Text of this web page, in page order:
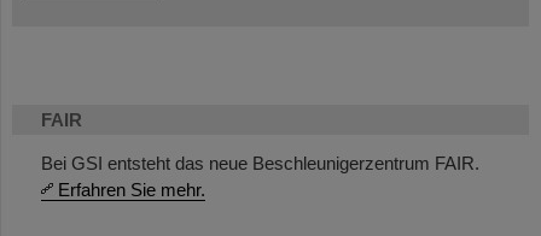
FAIR
Bei GSI entsteht das neue Beschleunigerzentrum FAIR.
Erfahren Sie mehr.